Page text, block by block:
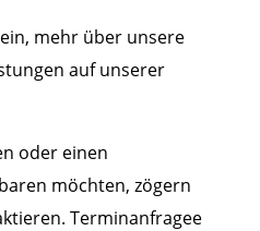
mehr über unsere
auf unserer
oder einen
möchten, zögern
Terminanfragee